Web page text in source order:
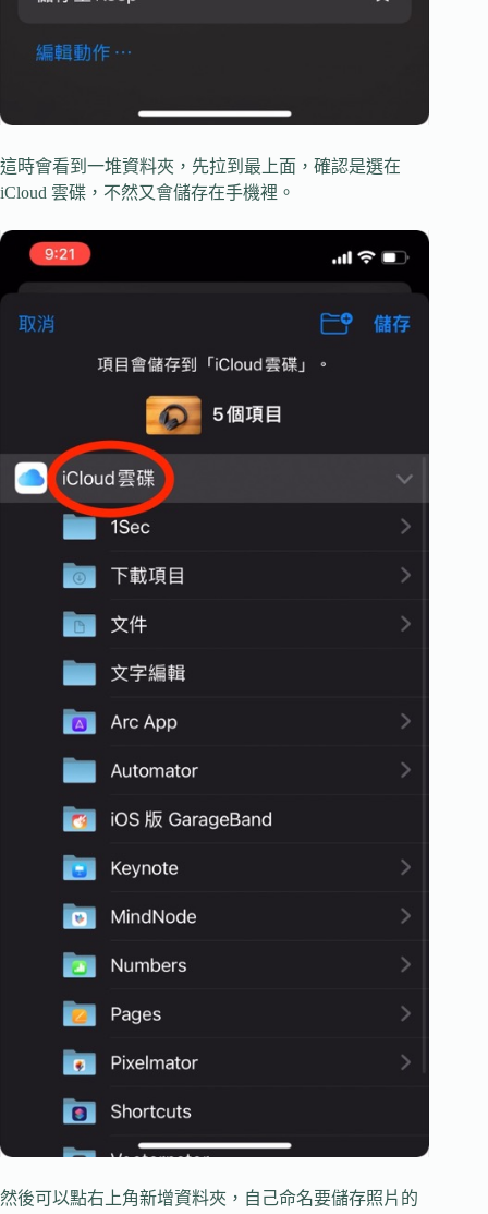
這時會看到一堆資料夾，先拉到最上面，確認是選在
iCloud 雲碟，不然又會儲存在手機裡。
然後可以點右上角新增資料夾，自己命名要儲存照片的